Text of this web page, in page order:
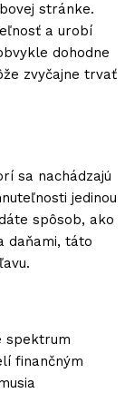
stránke.
a urobí
dohodne
zvyčajne trvať
sa nachádzajú
jedinou
spôsob, ako
daňami, táto
spektrum
finančným